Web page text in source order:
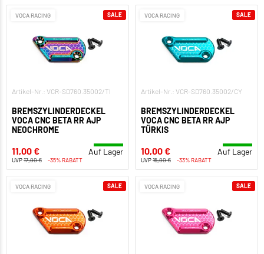
VOCA RACING
Artikel-Nr.: VCR-SD760.35002/TI
BREMSZYLINDERDECKEL
VOCA CNC BETA RR AJP
NEOCHROME
11,00 € Auf Lager
UVP17,00 € -35% RABATT
SALE VOCA RACING
Artikel-Nr.: VCR-SD760.35002/CY
BREMSZYLINDERDECKEL
VOCA CNC BETA RR AJP
TÜRKIS
10,00 € Auf Lager
UVP15,00 € -33% RABATT
SALE
VOCA RACING SALE VOCA RACING SALE